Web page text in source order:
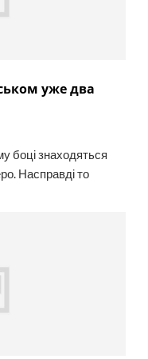
уже два
боці знаходяться
Насправді то